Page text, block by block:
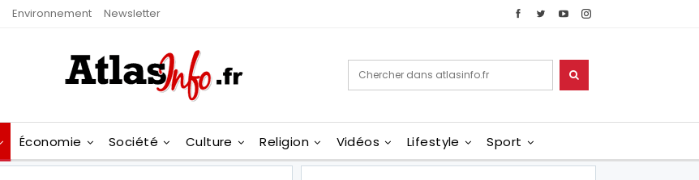
Environnement Newsletter
Économie Société Culture Religion Vidéos Lifestyle Sport